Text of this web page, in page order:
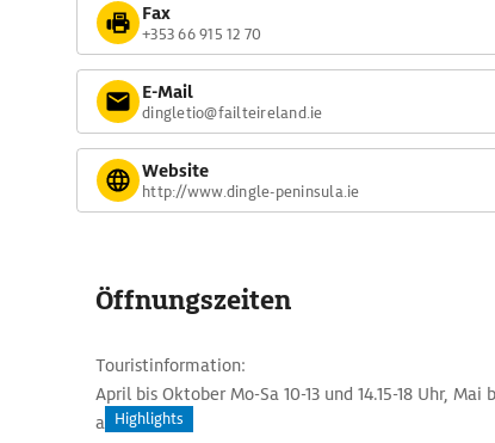
Fax
+353 66 915 12 70
E-Mail
dingletio@failteireland.ie
Website
http://www.dingle-peninsula.ie
Öffnungszeiten
Touristinformation:
April bis Oktober Mo-Sa 10-13 und 14.15-18 Uhr,
am Sonntag.
Highlights